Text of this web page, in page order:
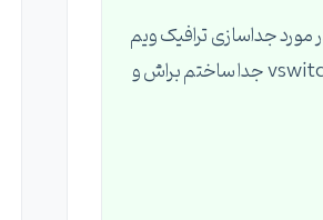
مورد جداسازی ترافیک ویم
بکاپ ، گفته بودند که یه vm-kernel بسازید جدا گونه و تیک Management بزنید . من حتی یه vswitch جدا ساختم براش و